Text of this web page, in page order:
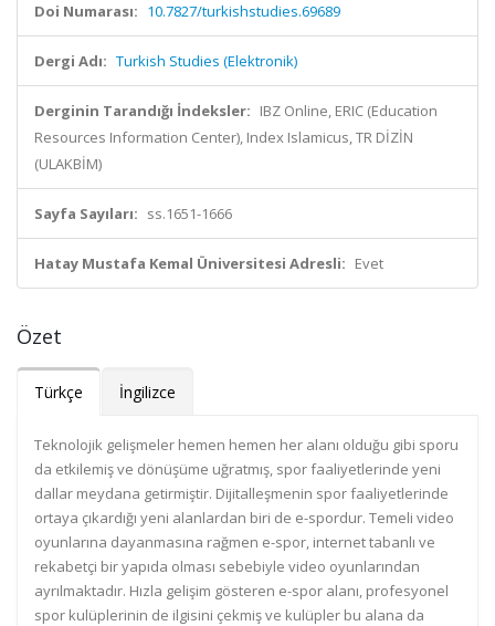
Doi Numarası: 10.7827/turkishstudies.69689
Dergi Adı: Turkish Studies (Elektronik)
Derginin Tarandığı İndeksler: IBZ Online, ERIC (Education
Resources Information Center), Index Islamicus, TR DİZİN
(ULAKBİM)
Sayfa Sayıları: ss.1651-1666
Hatay Mustafa Kemal Üniversitesi Adresli: Evet
Özet
Türkçe İngilizce
Teknolojik gelişmeler hemen hemen her alanı olduğu gibi sporu
da etkilemiş ve dönüşüme uğratmış, spor faaliyetlerinde yeni
dallar meydana getirmiştir. Dijitalleşmenin spor faaliyetlerinde
ortaya çıkardığı yeni alanlardan biri de e-spordur. Temeli video
oyunlarına dayanmasına rağmen e-spor, internet tabanlı ve
rekabetçi bir yapıda olması sebebiyle video oyunlarından
ayrılmaktadır. Hızla gelişim gösteren e-spor alanı, profesyonel
spor kulüplerinin de ilgisini çekmiş ve kulüpler bu alana da